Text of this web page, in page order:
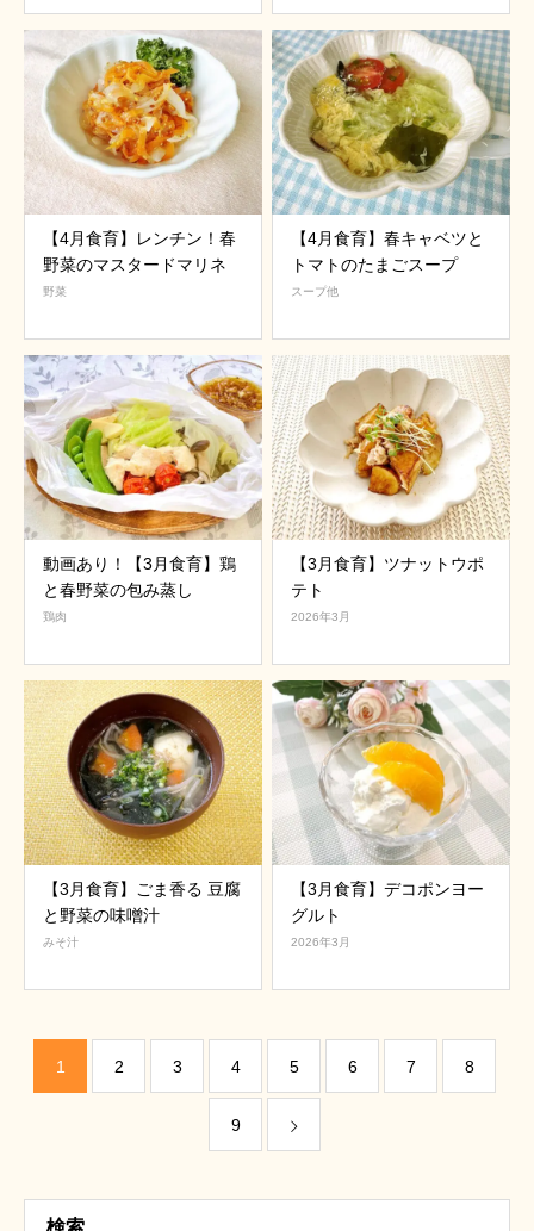
【4月食育】レンチン！春
野菜のマスタードマリネ
野菜
【4月食育】春キャベツと
トマトのたまごスープ
スープ他
動画あり！【3月食育】鶏
と春野菜の包み蒸し
鶏肉
【3月食育】ツナットウポ
テト
2026年3月
【3月食育】ごま香る 豆腐
と野菜の味噌汁
みそ汁
【3月食育】デコポンヨー
グルト
2026年3月
1 2 3 4 5 6 7 8
9
検索